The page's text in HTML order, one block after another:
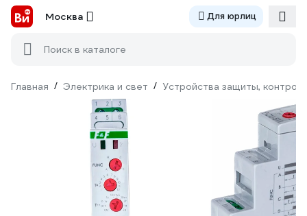
Москва Для юрлиц
Поиск в каталоге
Главная / Электрика и свет / Устройства защиты,